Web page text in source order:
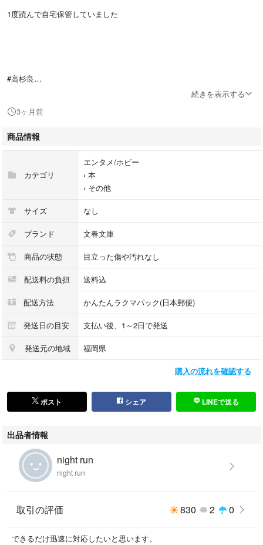
1度読んで自宅保管していました
#高杉良
#BOOK
#文春文庫
続きを表示する
3ヶ月前
商品情報
カテゴリ
エンタメ/ホビー
› 本
› その他
サイズ なし
ブランド 文春文庫
商品の状態 目立った傷や汚れなし
配送料の負担 送料込
配送方法 かんたんラクマパック(日本郵便)
発送日の目安 支払い後、1～2日で発送
発送元の地域 福岡県
購入の流れを確認する
ポスト シェア LINEで送る
出品者情報
night run
night run
取引の評価 830 2 0
できるだけ迅速に対応したいと思います。